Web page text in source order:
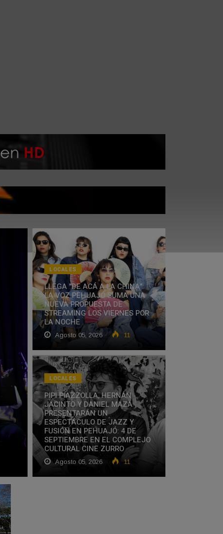
LOCALES
LLEGA "DE ACÁ A LA CHINA":
LA VOZ PEHUAJÓ SUMA UNA
NUEVA PROPUESTA DE
STREAMING LOS VIERNES POR
LA NOCHE
Agosto 05, 2026 11
LOCALES
PIPI PIAZZOLLA, HERNÁN
JACINTO Y DANIEL MAZA
PRESENTARÁN UN
ESPECTÁCULO DE JAZZ Y
FUSIÓN EN PEHUAJÓ: 4 DE
SEPTIEMBRE EN EL COMPLEJO
CULTURAL CINE ZURRO
Agosto 05, 2026 11